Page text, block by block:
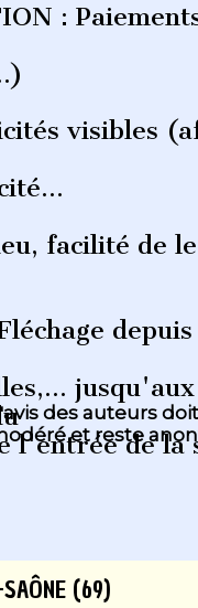
des auteurs
et reste
:
visibles
facilité de
de la
(69)